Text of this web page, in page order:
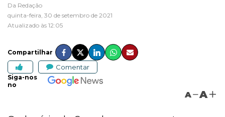
Da Redação
quinta-feira, 30 de setembro de 2021
Atualizado às 12:05
Compartilhar
Comentar
Siga-nos
no
A A